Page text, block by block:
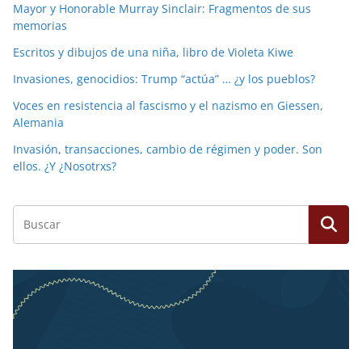
Mayor y Honorable Murray Sinclair: Fragmentos de sus
memorias
Escritos y dibujos de una niña, libro de Violeta Kiwe
Invasiones, genocidios: Trump “actúa” … ¿y los pueblos?
Voces en resistencia al fascismo y el nazismo en Giessen,
Alemania
Invasión, transacciones, cambio de régimen y poder. Son
ellos. ¿Y ¿Nosotrxs?